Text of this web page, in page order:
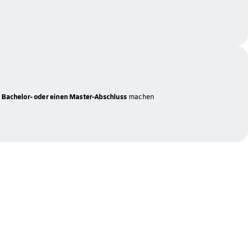
Bachelor- oder einen Master-Abschlussmachen